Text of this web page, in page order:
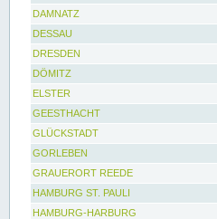
DAMNATZ
DESSAU
DRESDEN
DÖMITZ
ELSTER
GEESTHACHT
GLÜCKSTADT
GORLEBEN
GRAUERORT REEDE
HAMBURG ST. PAULI
HAMBURG-HARBURG